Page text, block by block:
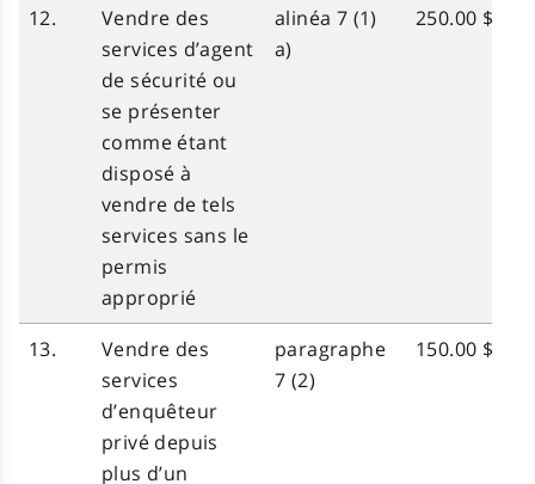
12.
Vendre des
services d’agent
de sécurité ou
se présenter
comme étant
disposé à
vendre de tels
services sans le
permis
approprié
alinéa 7 (1)
a)
250.00 $
13.
Vendre des
services
d’enquêteur
privé depuis
plus d’un
paragraphe
7 (2)
150.00 $